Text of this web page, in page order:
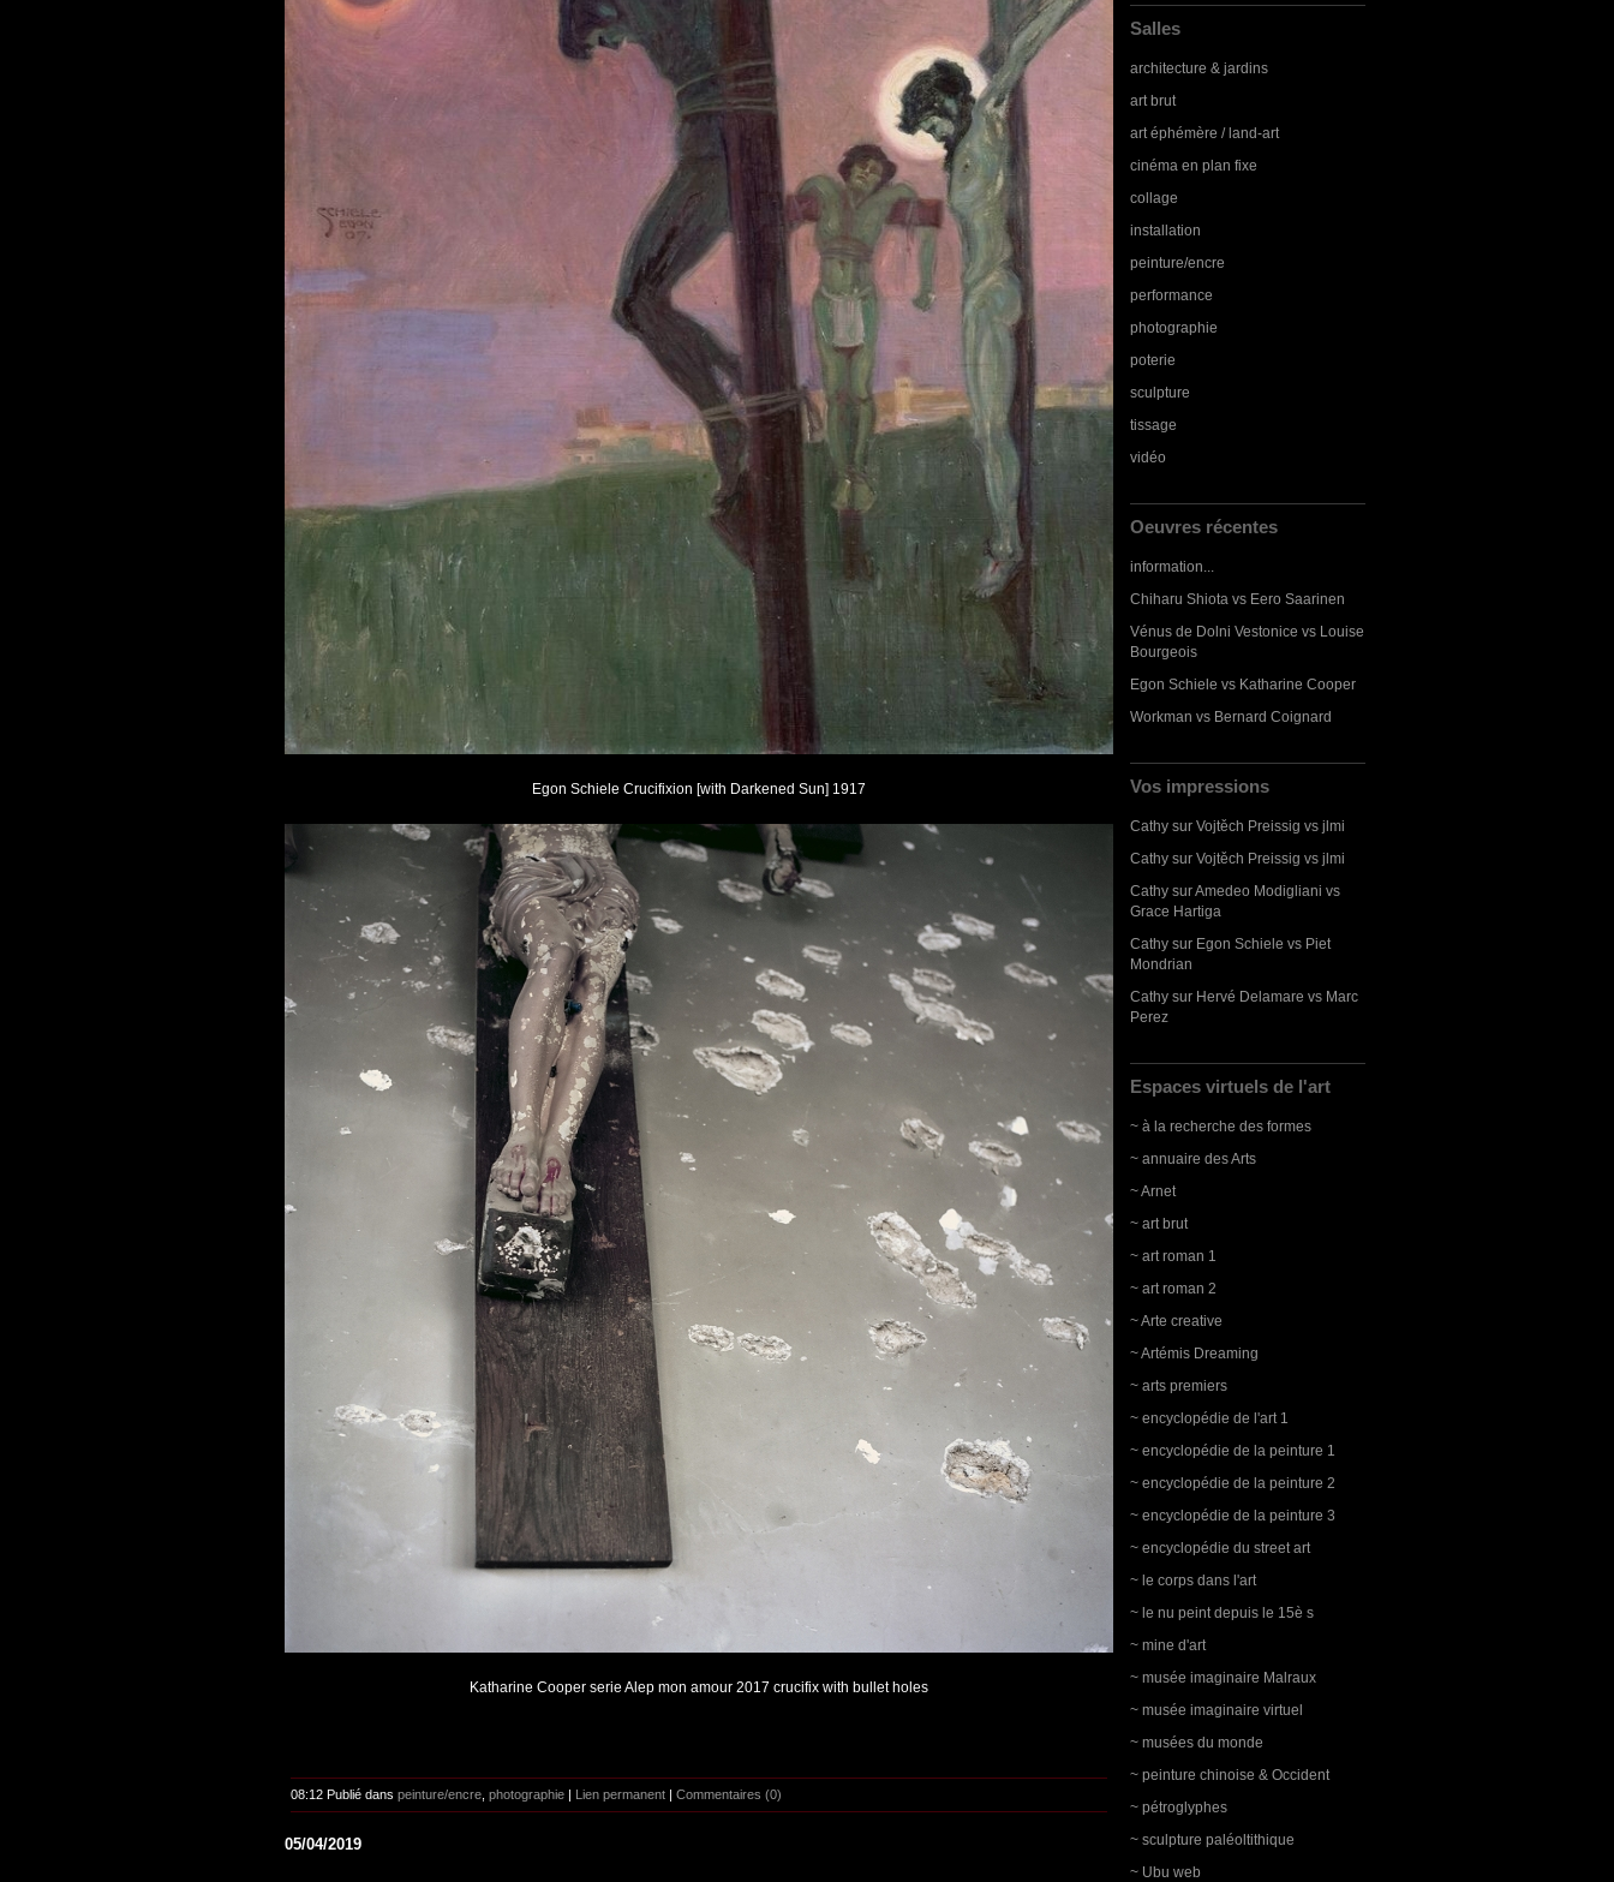
Salles
architecture & jardins
art brut
art éphémère / land-art
cinéma en plan fixe
collage
installation
peinture/encre
performance
photographie
poterie
sculpture
tissage
vidéo
Oeuvres récentes
information...
Chiharu Shiota vs Eero Saarinen
Vénus de Dolni Vestonice vs Louise
Bourgeois
Egon Schiele vs Katharine Cooper
Workman vs Bernard Coignard
Vos impressions
Cathy sur Vojtěch Preissig vs jlmi
Cathy sur Vojtěch Preissig vs jlmi
Cathy surAmedeo Modigliani vs
Grace Hartiga
Cathy sur Egon Schiele vs Piet
Mondrian
Cathy sur Hervé Delamare vs Marc
Perez
Espaces virtuels de l'art
~ à la recherche des formes
~ annuaire des Arts
~ Arnet
~ art brut
~ art roman 1
~ art roman 2
~ Arte creative
~ Artémis Dreaming
~ arts premiers
~ encyclopédie de l'art 1
~ encyclopédie de la peinture 1
~ encyclopédie de la peinture 2
~ encyclopédie de la peinture 3
~ encyclopédie du street art
~ le corps dans l'art
~ le nu peint depuis le 15è s
~ mine d'art
~ musée imaginaire Malraux
~ musée imaginaire virtuel
~ musées du monde
~ peinture chinoise & Occident
~ pétroglyphes
~ sculpture paléoltithique
~ Ubu web
Egon Schiele Crucifixion [with Darkened Sun] 1917
Katharine Cooper serie Alep mon amour 2017 crucifix with bullet holes
08:12 Publié dans peinture/encre photographie | Lien permanent | Commentaires (0)
05/04/2019